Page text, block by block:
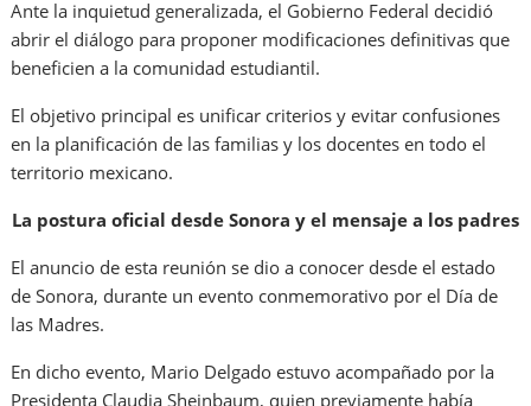
Ante la inquietud generalizada, el Gobierno Federal decidió
abrir el diálogo para proponer modificaciones definitivas que
beneficien a la comunidad estudiantil.
El objetivo principal es unificar criterios y evitar confusiones
en la planificación de las familias y los docentes en todo el
territorio mexicano.
La postura oficial desde Sonora y el mensaje a los padres
El anuncio de esta reunión se dio a conocer desde el estado
de Sonora, durante un evento conmemorativo por el Día de
las Madres.
En dicho evento, Mario Delgado estuvo acompañado por la
Presidenta Claudia Sheinbaum, quien previamente había